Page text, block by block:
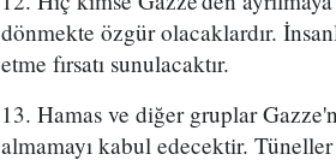
dönmekte özgür olacaklardır.
etme fırsatı sunulacaktır.
13. Hamas ve diğer gruplar
almamayı kabul edecektir.